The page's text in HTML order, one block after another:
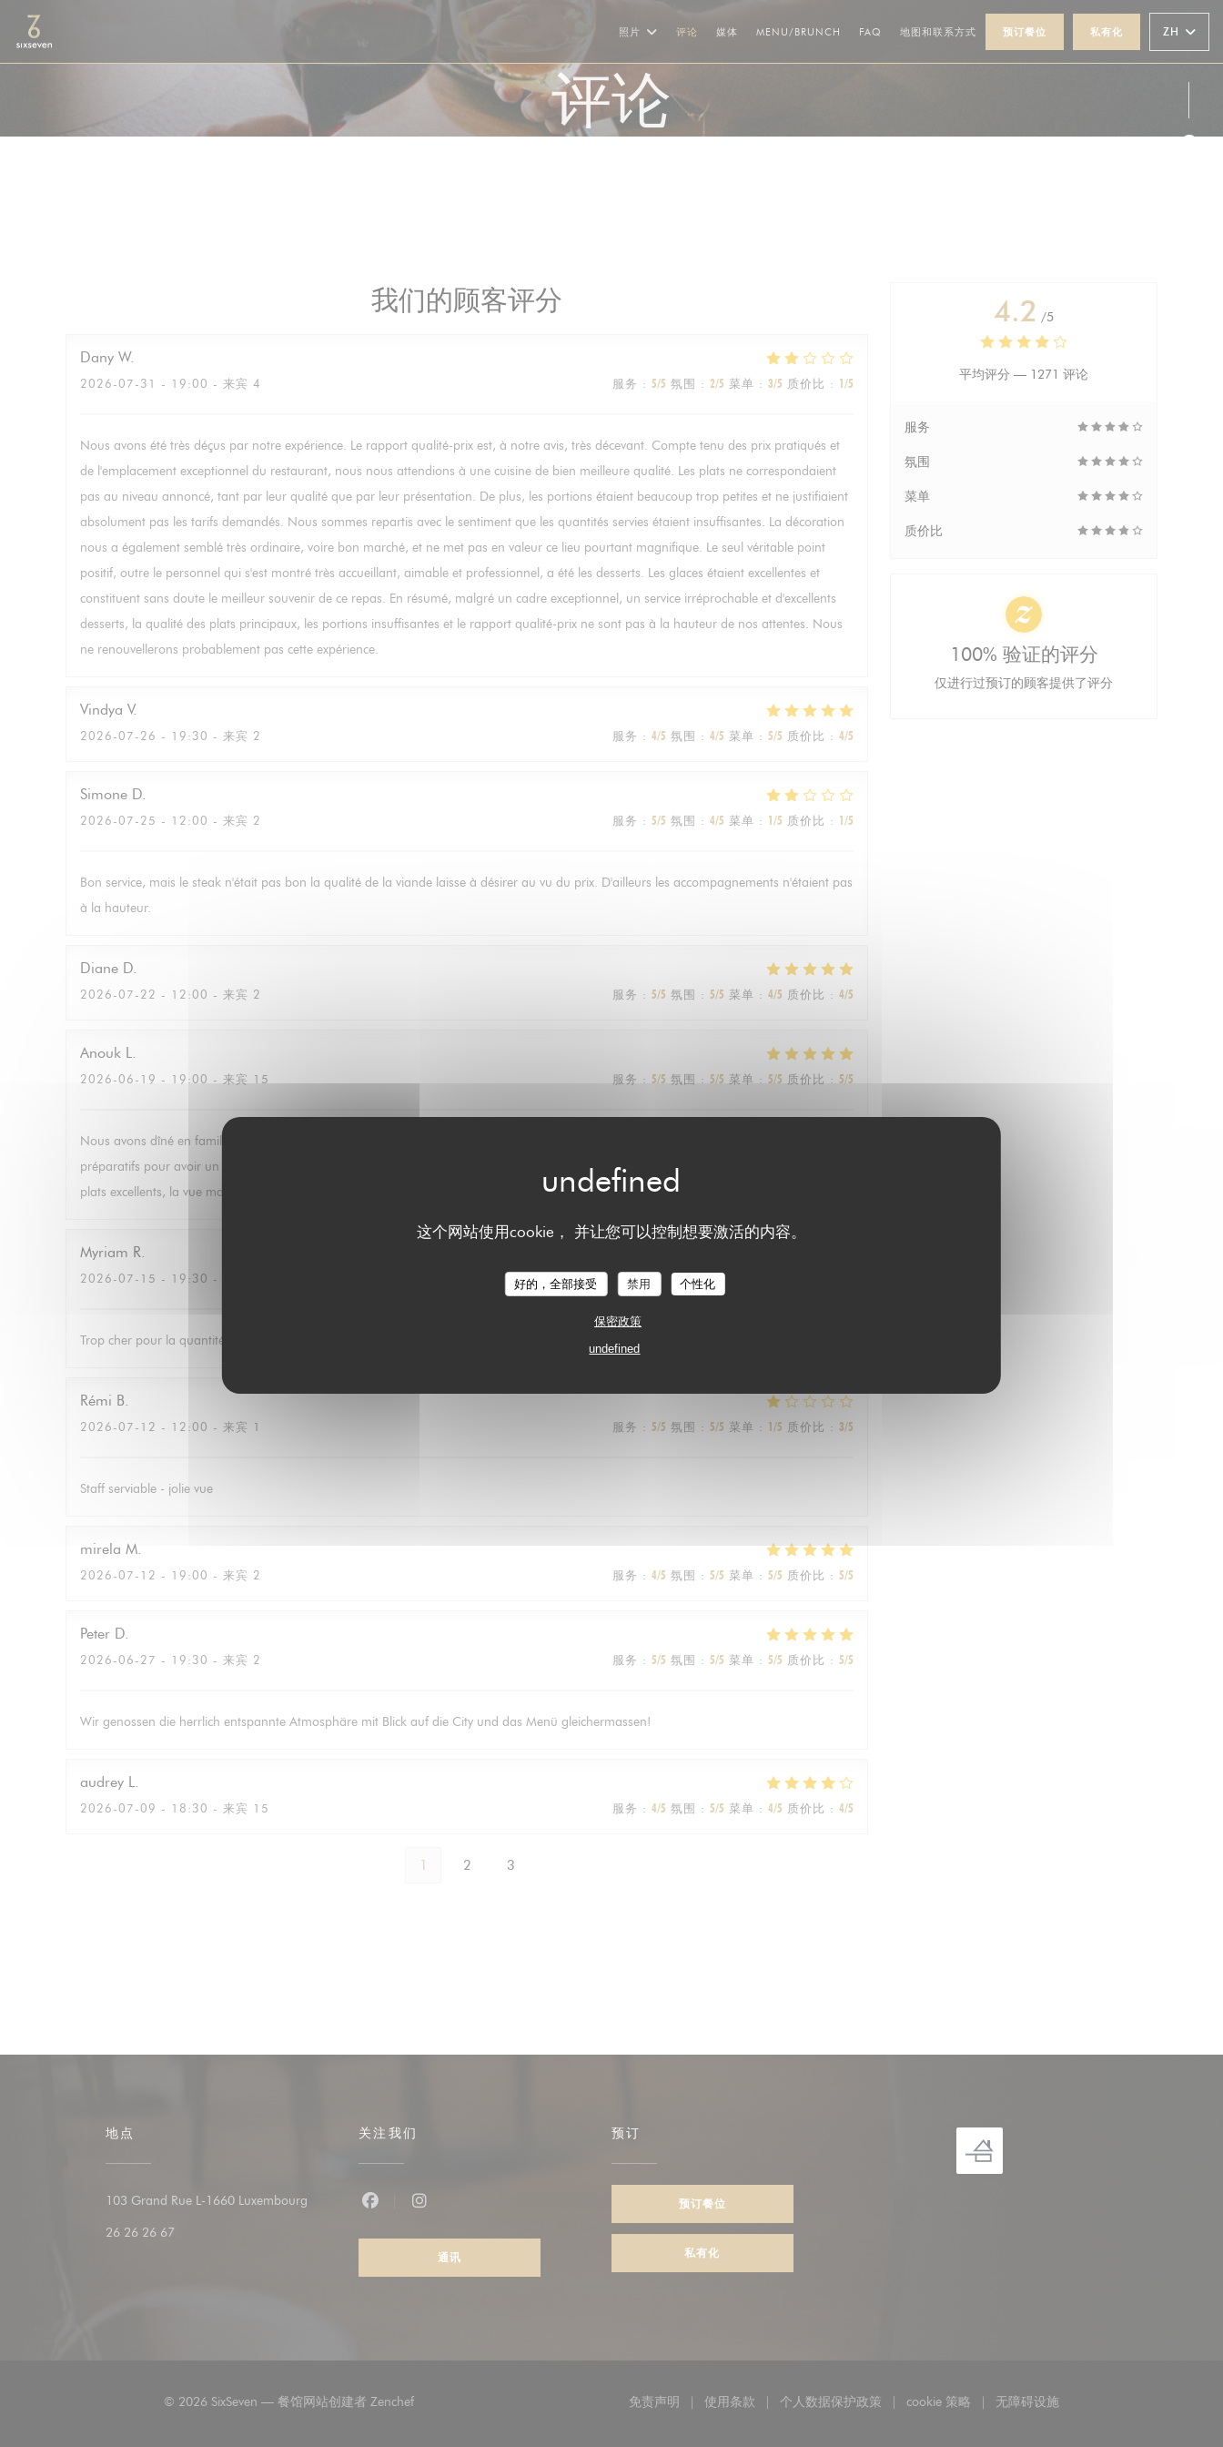
Cookie管理面板
这个网站使用cookie， 并让您可以控制想要激活的内容。
好的，全部接受 禁用 个性化
保密政策
undefined
照片 评论 媒体 MENU/BRUNCH ((在新窗口中打开))
FAQ ((在新窗口中打开))
地图和联系方式 预订餐位 私有化 ZH
评论
我们的顾客评分
Dany W
2026-07-31 - 19:00 - 来宾 4 服务 : 5/5 氛围 : 2/5 菜单 : 3/5 质价比 : 1/5
Nous avons été très déçus par notre expérience. Le rapport qualité-prix est, à notre avis, très décevant. Compte tenu des prix pratiqués et
de l'emplacement exceptionnel du restaurant, nous nous attendions à une cuisine de bien meilleure qualité. Les plats ne correspondaient
pas au niveau annoncé, tant par leur qualité que par leur présentation. De plus, les portions étaient beaucoup trop petites et ne justifiaient
absolument pas les tarifs demandés. Nous sommes repartis avec le sentiment que les quantités servies étaient insuffisantes. La décoration
nous a également semblé très ordinaire, voire bon marché, et ne met pas en valeur ce lieu pourtant magnifique. Le seul véritable point
positif, outre le personnel qui s'est montré très accueillant, aimable et professionnel, a été les desserts. Les glaces étaient excellentes et
constituent sans doute le meilleur souvenir de ce repas. En résumé, malgré un cadre exceptionnel, un service irréprochable et d'excellents
desserts, la qualité des plats principaux, les portions insuffisantes et le rapport qualité-prix ne sont pas à la hauteur de nos attentes. Nous
ne renouvellerons probablement pas cette expérience.
Vindya V
2026-07-26 - 19:30 - 来宾 2 服务 : 4/5 氛围 : 4/5 菜单 : 5/5 质价比 : 4/5
Simone D
2026-07-25 - 12:00 - 来宾 2 服务 : 5/5 氛围 : 4/5 菜单 : 1/5 质价比 : 1/5
Bon service, mais le steak n'était pas bon la qualité de la viande laisse à désirer au vu du prix. D'ailleurs les accompagnements n'étaient pas
à la hauteur.
Diane D
2026-07-22 - 12:00 - 来宾 2 服务 : 5/5 氛围 : 5/5 菜单 : 4/5 质价比 : 4/5
Anouk L
2026-06-19 - 19:00 - 来宾 15 服务 : 5/5 氛围 : 5/5 菜单 : 5/5 质价比 : 5/5
Nous avons dîné en famille au six seven le jour de notre mariage civil. Même si cela avait requis pas mal de négociations pour les
préparatifs pour avoir un menu le plus adapté à nos préférences, la soirée s’est déroulée à la perfection! Le service était impeccable, les
plats excellents, la vue magnifique. Nous étions très contents et tous les invités également! À recommander!
Myriam R
2026-07-15 - 19:30 - 来宾 2 服务: /5 氛围: 5 /5
Trop cher pour la quantité
Rémi B
2026-07-12 - 12:00 - 来宾 1 服务 : 5/5 氛围 : 5/5 菜单 : 1/5 质价比 : 3/5
Staff serviable - jolie vue
mirela M
2026-07-12 - 19:00 - 来宾 2 服务 : 4/5 氛围 : 5/5 菜单 : 5/5 质价比 : 5/5
Peter D
2026-06-27 - 19:30 - 来宾 2 服务 : 5/5 氛围 : 5/5 菜单 : 5/5 质价比 : 5/5
Wir genossen die herrlich entspannte Atmosphäre mit Blick auf die City und das Menü gleichermassen!
audrey L
2026-07-09 - 18:30 - 来宾 15 服务 : 4/5 氛围 : 5/5 菜单 : 4/5 质价比 : 4/5
1 2 3
4.2 /5
平均评分 — 1271 评论
服务
氛围
菜单
质价比
100% 验证的评分
仅进行过预订的顾客提供了评分
地点
103 Grand Rue L-1660 Luxembourg((在新窗口中打开))
26 26 26 67
关注我们
通讯
预订
预订餐位
私有化
© 2026 SixSeven — 餐馆网站创建者Zenchef((在新窗口中打开)) 免责声明
((在新窗口中打开))
使用条款
((在新窗口中打开))
个人数据保护政策
((在新窗口中打开))
cookie 策略
((在新窗口中打开))
无障碍设施